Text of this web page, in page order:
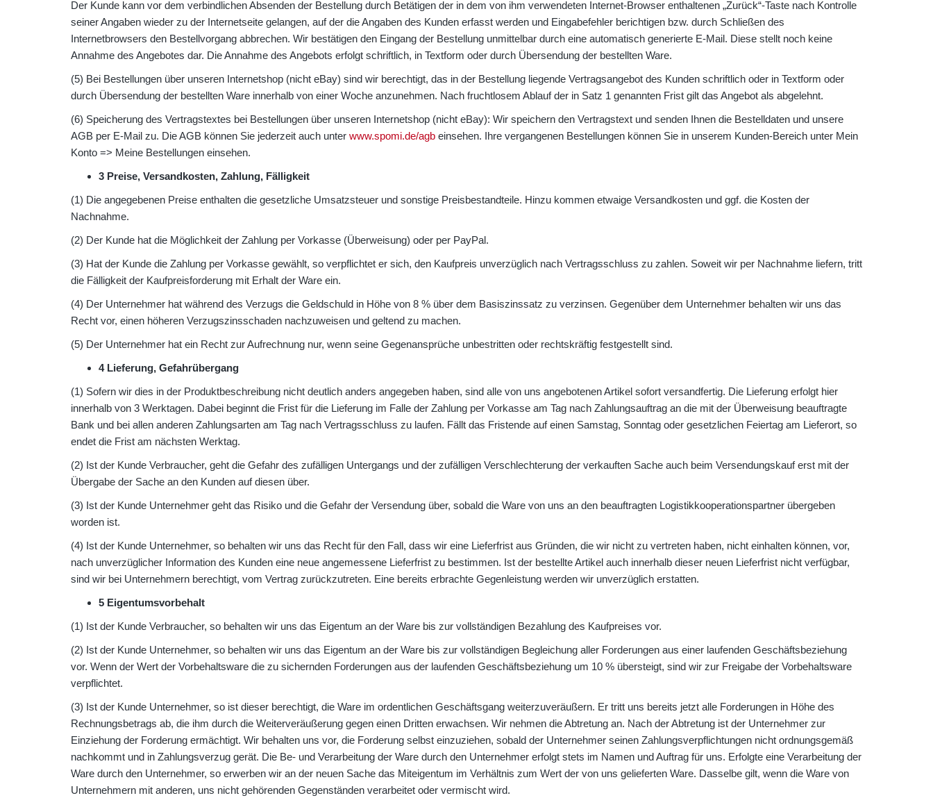
Der Kunde kann vor dem verbindlichen Absenden der Bestellung durch Betätigen der in dem von ihm verwendeten Internet-Browser enthaltenen „Zurück“-Taste nach Kontrolle
seiner Angaben wieder zu der Internetseite gelangen, auf der die Angaben des Kunden erfasst werden und Eingabefehler berichtigen bzw. durch Schließen des
Internetbrowsers den Bestellvorgang abbrechen. Wir bestätigen den Eingang der Bestellung unmittelbar durch eine automatisch generierte E-Mail. Diese stellt noch keine
Annahme des Angebotes dar. Die Annahme des Angebots erfolgt schriftlich, in Textform oder durch Übersendung der bestellten Ware.
(5) Bei Bestellungen über unseren Internetshop (nicht eBay) sind wir berechtigt, das in der Bestellung liegende Vertragsangebot des Kunden schriftlich oder in Textform oder
durch Übersendung der bestellten Ware innerhalb von einer Woche anzunehmen. Nach fruchtlosem Ablauf der in Satz 1 genannten Frist gilt das Angebot als abgelehnt.
(6) Speicherung des Vertragstextes bei Bestellungen über unseren Internetshop (nicht eBay): Wir speichern den Vertragstext und senden Ihnen die Bestelldaten und unsere
AGB per E-Mail zu. Die AGB können Sie jederzeit auch unter www.spomi.de/agb einsehen. Ihre vergangenen Bestellungen können Sie in unserem Kunden-Bereich unter Mein
Konto => Meine Bestellungen einsehen.
3 Preise, Versandkosten, Zahlung, Fälligkeit
(1) Die angegebenen Preise enthalten die gesetzliche Umsatzsteuer und sonstige Preisbestandteile. Hinzu kommen etwaige Versandkosten und ggf. die Kosten der
Nachnahme.
(2) Der Kunde hat die Möglichkeit der Zahlung per Vorkasse (Überweisung) oder per PayPal.
(3) Hat der Kunde die Zahlung per Vorkasse gewählt, so verpflichtet er sich, den Kaufpreis unverzüglich nach Vertragsschluss zu zahlen. Soweit wir per Nachnahme liefern, tritt
die Fälligkeit der Kaufpreisforderung mit Erhalt der Ware ein.
(4) Der Unternehmer hat während des Verzugs die Geldschuld in Höhe von 8 % über dem Basiszinssatz zu verzinsen. Gegenüber dem Unternehmer behalten wir uns das
Recht vor, einen höheren Verzugszinsschaden nachzuweisen und geltend zu machen.
(5) Der Unternehmer hat ein Recht zur Aufrechnung nur, wenn seine Gegenansprüche unbestritten oder rechtskräftig festgestellt sind.
4 Lieferung, Gefahrübergang
(1) Sofern wir dies in der Produktbeschreibung nicht deutlich anders angegeben haben, sind alle von uns angebotenen Artikel sofort versandfertig. Die Lieferung erfolgt hier
innerhalb von 3 Werktagen. Dabei beginnt die Frist für die Lieferung im Falle der Zahlung per Vorkasse am Tag nach Zahlungsauftrag an die mit der Überweisung beauftragte
Bank und bei allen anderen Zahlungsarten am Tag nach Vertragsschluss zu laufen. Fällt das Fristende auf einen Samstag, Sonntag oder gesetzlichen Feiertag am Lieferort, so
endet die Frist am nächsten Werktag.
(2) Ist der Kunde Verbraucher, geht die Gefahr des zufälligen Untergangs und der zufälligen Verschlechterung der verkauften Sache auch beim Versendungskauf erst mit der
Übergabe der Sache an den Kunden auf diesen über.
(3) Ist der Kunde Unternehmer geht das Risiko und die Gefahr der Versendung über, sobald die Ware von uns an den beauftragten Logistikkooperationspartner übergeben
worden ist.
(4) Ist der Kunde Unternehmer, so behalten wir uns das Recht für den Fall, dass wir eine Lieferfrist aus Gründen, die wir nicht zu vertreten haben, nicht einhalten können, vor,
nach unverzüglicher Information des Kunden eine neue angemessene Lieferfrist zu bestimmen. Ist der bestellte Artikel auch innerhalb dieser neuen Lieferfrist nicht verfügbar,
sind wir bei Unternehmern berechtigt, vom Vertrag zurückzutreten. Eine bereits erbrachte Gegenleistung werden wir unverzüglich erstatten.
5 Eigentumsvorbehalt
(1) Ist der Kunde Verbraucher, so behalten wir uns das Eigentum an der Ware bis zur vollständigen Bezahlung des Kaufpreises vor.
(2) Ist der Kunde Unternehmer, so behalten wir uns das Eigentum an der Ware bis zur vollständigen Begleichung aller Forderungen aus einer laufenden Geschäftsbeziehung
vor. Wenn der Wert der Vorbehaltsware die zu sichernden Forderungen aus der laufenden Geschäftsbeziehung um 10 % übersteigt, sind wir zur Freigabe der Vorbehaltsware
verpflichtet.
(3) Ist der Kunde Unternehmer, so ist dieser berechtigt, die Ware im ordentlichen Geschäftsgang weiterzuveräußern. Er tritt uns bereits jetzt alle Forderungen in Höhe des
Rechnungsbetrags ab, die ihm durch die Weiterveräußerung gegen einen Dritten erwachsen. Wir nehmen die Abtretung an. Nach der Abtretung ist der Unternehmer zur
Einziehung der Forderung ermächtigt. Wir behalten uns vor, die Forderung selbst einzuziehen, sobald der Unternehmer seinen Zahlungsverpflichtungen nicht ordnungsgemäß
nachkommt und in Zahlungsverzug gerät. Die Be- und Verarbeitung der Ware durch den Unternehmer erfolgt stets im Namen und Auftrag für uns. Erfolgte eine Verarbeitung der
Ware durch den Unternehmer, so erwerben wir an der neuen Sache das Miteigentum im Verhältnis zum Wert der von uns gelieferten Ware. Dasselbe gilt, wenn die Ware von
Unternehmern mit anderen, uns nicht gehörenden Gegenständen verarbeitet oder vermischt wird.